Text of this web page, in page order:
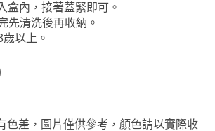
盒內，接著蓋緊即可。
先清洗後再收納。
以上。
色差，圖片僅供參考，顏色請以實際收